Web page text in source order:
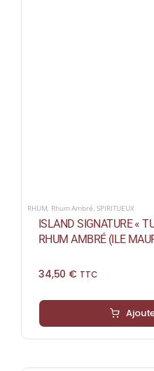
RHUM Rhum Ambré ,SPIRITUEUX
ISLAND SIGNATURE «
RHUM AMBRÉ (ILE
34,50 € TTC